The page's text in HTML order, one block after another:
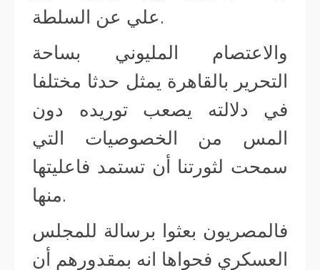
علي عن السلطة.
والاعتصام المليوني بساحة
التحرير بالقاهرة يمثل حدثا مختلفا
في دلالته يصعب توريده دون
المس من الخصوصيات التي
سمحت لثورتنا أن تستمد فاعليتها
منها.
فالمصريون بعثوا برسالة للمجلس
العسكري فحواها انه بمقدورهم أن